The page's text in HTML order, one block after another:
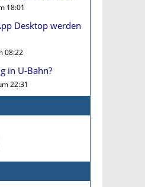
18:01
Desktop werden
08:22
in U-Bahn?
22:31